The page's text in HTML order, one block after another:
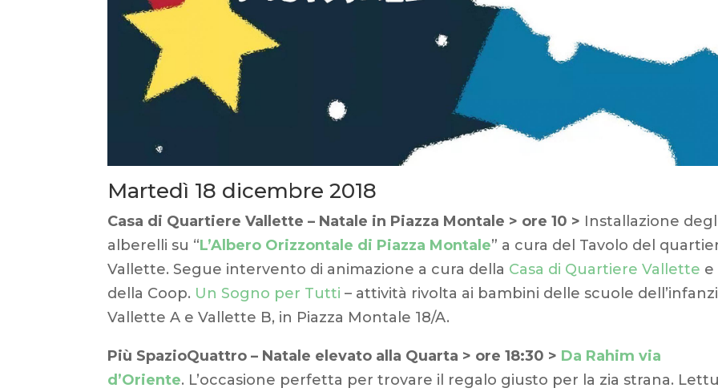
Martedì 18 dicembre 2018
Casa di Quartiere Vallette – Natale in Piazza Montale > ore 10 > Installazione
alberelli su “L’Albero Orizzontale di Piazza Montale” a cura del Tavolo del
Vallette. Segue intervento di animazione a cura della Casa di Quartiere Vallette e
della Coop. Un Sogno per Tutti – attività rivolta ai bambini delle scuole
Vallette A e Vallette B, in Piazza Montale 18/A.
Più SpazioQuattro – Natale elevato alla Quarta > ore 18:30 > Da Rahim via
d’Oriente. L’occasione perfetta per trovare il regalo giusto per la zia strana.